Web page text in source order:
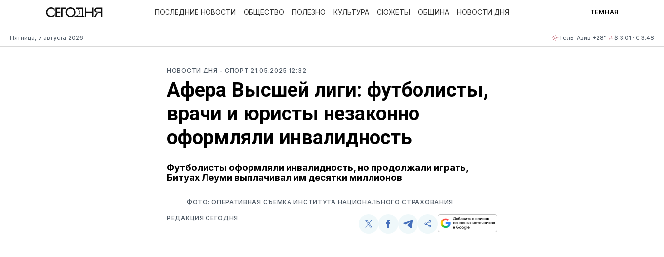
Пятница, 7 августа 2026 Тель-Авив +28° $ 3.01 · € 3.48
ПОСЛЕДНИЕ НОВОСТИ ОБЩЕСТВО ПОЛЕЗНО КУЛЬТУРА СЮЖЕТЫ ОБЩИНА НОВОСТИ ДНЯ ТЕМНАЯ
НОВОСТИ ДНЯ - СПОРТ 21.05.2025 12:32
Афера Высшей лиги: футболисты,
врачи и юристы незаконно
оформляли инвалидность
Футболисты оформляли инвалидность, но продолжали играть,
Битуах Леуми выплачивал им десятки миллионов
ФОТО: ОПЕРАТИВНАЯ СЪЕМКА ИНСТИТУТА НАЦИОНАЛЬНОГО СТРАХОВАНИЯ
РЕДАКЦИЯ СЕГОДНЯ
Поделиться
Twitter
Поделиться
Facebook
Поделиться
Telegram
Скопируйте
поделитесь